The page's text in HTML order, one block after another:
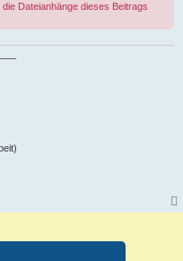
Dateianhänge dieses Beitrags